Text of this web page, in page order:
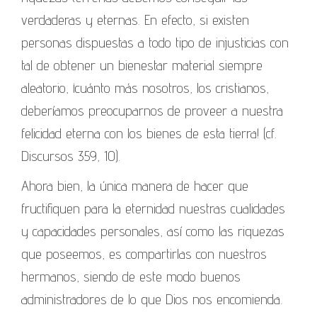
verdaderas y eternas. En efecto, si existen
personas dispuestas a todo tipo de injusticias con
tal de obtener un bienestar material siempre
aleatorio, ¡cuánto más nosotros, los cristianos,
deberíamos preocuparnos de proveer a nuestra
felicidad eterna con los bienes de esta tierra! (cf.
Discursos 359, 10).
Ahora bien, la única manera de hacer que
fructifiquen para la eternidad nuestras cualidades
y capacidades personales, así como las riquezas
que poseemos, es compartirlas con nuestros
hermanos, siendo de este modo buenos
administradores de lo que Dios nos encomienda.